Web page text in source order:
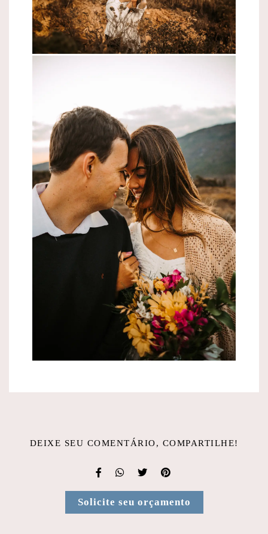
DEIXE SEU COMENTÁRIO, COMPARTILHE!
Solicite seu orçamento